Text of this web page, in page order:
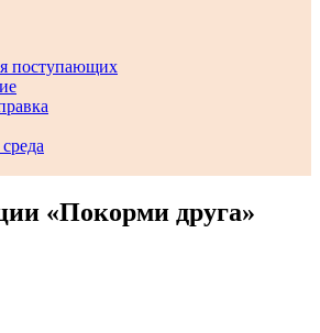
поступающих
«Покорми друга»